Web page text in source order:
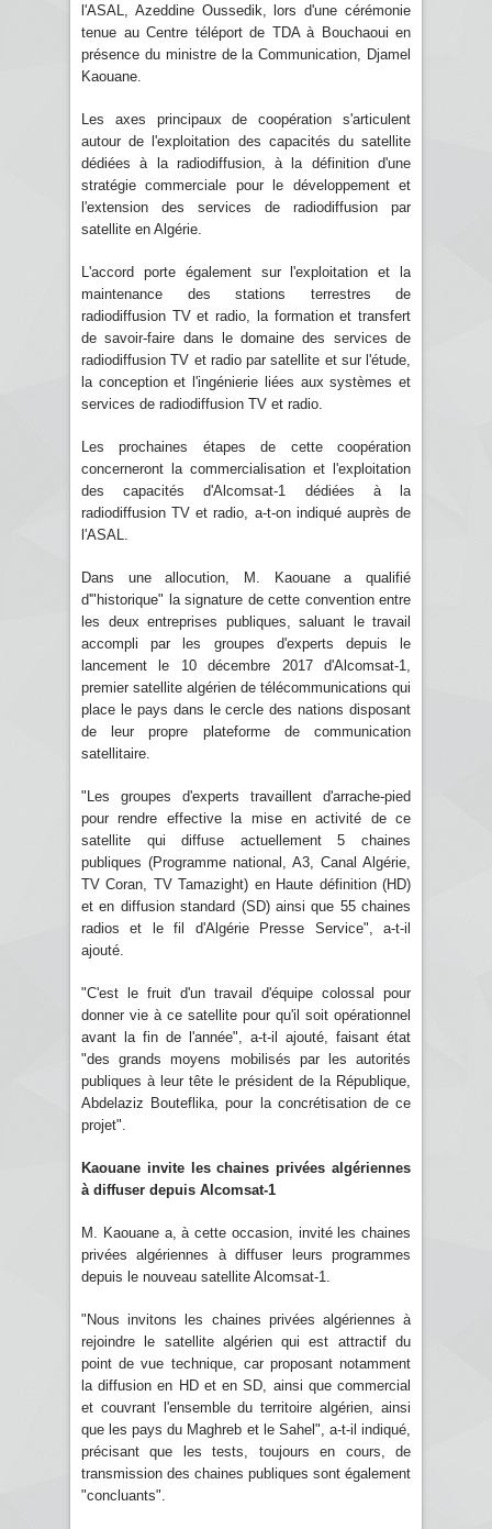
l'ASAL, Azeddine Oussedik, lors d'une cérémonie
tenue au Centre téléport de TDA à Bouchaoui en
présence du ministre de la Communication, Djamel
Kaouane.
Les axes principaux de coopération s'articulent
autour de l'exploitation des capacités du satellite
dédiées à la radiodiffusion, à la définition d'une
stratégie commerciale pour le développement et
l'extension des services de radiodiffusion par
satellite en Algérie.
L'accord porte également sur l'exploitation et la
maintenance des stations terrestres de
radiodiffusion TV et radio, la formation et transfert
de savoir-faire dans le domaine des services de
radiodiffusion TV et radio par satellite et sur l'étude,
la conception et l'ingénierie liées aux systèmes et
services de radiodiffusion TV et radio.
Les prochaines étapes de cette coopération
concerneront la commercialisation et l'exploitation
des capacités d'Alcomsat-1 dédiées à la
radiodiffusion TV et radio, a-t-on indiqué auprès de
l'ASAL.
Dans une allocution, M. Kaouane a qualifié
d'"historique" la signature de cette convention entre
les deux entreprises publiques, saluant le travail
accompli par les groupes d'experts depuis le
lancement le 10 décembre 2017 d'Alcomsat-1,
premier satellite algérien de télécommunications qui
place le pays dans le cercle des nations disposant
de leur propre plateforme de communication
satellitaire.
"Les groupes d'experts travaillent d'arrache-pied
pour rendre effective la mise en activité de ce
satellite qui diffuse actuellement 5 chaines
publiques (Programme national, A3, Canal Algérie,
TV Coran, TV Tamazight) en Haute définition (HD)
et en diffusion standard (SD) ainsi que 55 chaines
radios et le fil d'Algérie Presse Service", a-t-il
ajouté.
"C'est le fruit d'un travail d'équipe colossal pour
donner vie à ce satellite pour qu'il soit opérationnel
avant la fin de l'année", a-t-il ajouté, faisant état
"des grands moyens mobilisés par les autorités
publiques à leur tête le président de la République,
Abdelaziz Bouteflika, pour la concrétisation de ce
projet".
Kaouane invite les chaines privées algériennes
à diffuser depuis Alcomsat-1
M. Kaouane a, à cette occasion, invité les chaines
privées algériennes à diffuser leurs programmes
depuis le nouveau satellite Alcomsat-1.
"Nous invitons les chaines privées algériennes à
rejoindre le satellite algérien qui est attractif du
point de vue technique, car proposant notamment
la diffusion en HD et en SD, ainsi que commercial
et couvrant l'ensemble du territoire algérien, ainsi
que les pays du Maghreb et le Sahel", a-t-il indiqué,
précisant que les tests, toujours en cours, de
transmission des chaines publiques sont également
"concluants".